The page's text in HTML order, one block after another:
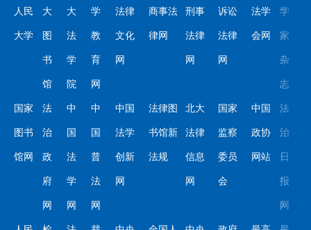
人民
大学
大
图
书
馆
大
法
学
院
学
教
育
网
法律
文化
网
商事法
律网
刑事
法律
网
诉讼
法律
网
法学
会网
学
家
杂
志
国家
图书
馆网
法
治
政
府
网
中
国
法
学
网
中
国
普
法
网
中国
法学
创新
网
法律图
书馆新
法规
北大
法律
信息
网
国家
监察
委员
会
中国
政协
网站
法
治
日
报
网